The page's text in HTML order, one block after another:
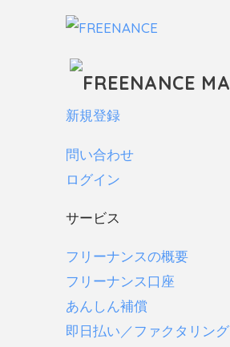
新規登録
問い合わせ
ログイン
サービス
フリーナンスの概要
フリーナンス口座
あんしん補償
即日払い／ファクタリング